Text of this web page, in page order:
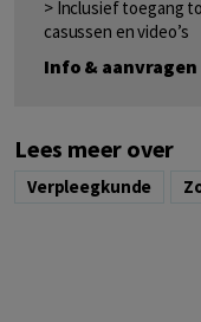
> Inclusief toegang
casussen en video’s
Info & aanvragen
Lees meer over
Verpleegkunde